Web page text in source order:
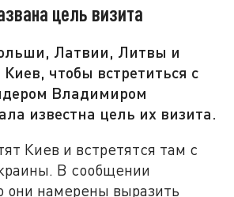
цель визита
Латвии, Литвы и
чтобы встретиться с
Владимиром
известна цель их визита.
Киев и встретятся там с
В сообщении
они намерены выразить